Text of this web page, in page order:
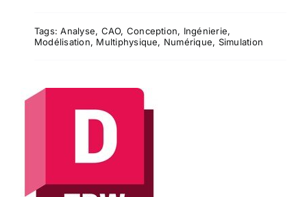
Tags:Analyse, CAO, Conception, Ingénierie,
Modélisation, Multiphysique, Numérique, Simulation
DWG TrueViewer